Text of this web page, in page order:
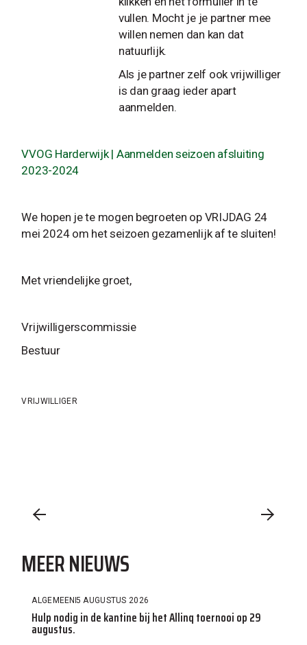
vullen. Mocht je je partner mee
willen nemen dan kan dat
natuurlijk.
Als je partner zelf ook vrijwilliger
is dan graag ieder apart
aanmelden.
VVOG Harderwijk | Aanmelden seizoen afsluiting
2023-2024
We hopen je te mogen begroeten op VRIJDAG 24
mei 2024 om het seizoen gezamenlijk af te sluiten!
Met vriendelijke groet,
Vrijwilligerscommissie
Bestuur
VRIJWILLIGER
MEER NIEUWS
ALGEMEEN5 AUGUSTUS 2026
Hulp nodig in de kantine bij het Allinq toernooi op 29
augustus.